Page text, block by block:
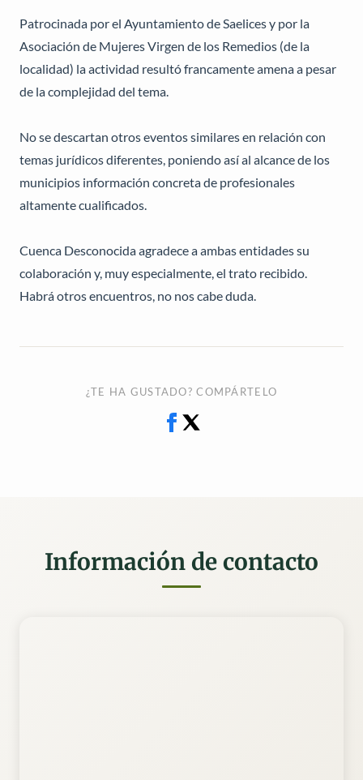
Patrocinada por el Ayuntamiento de Saelices y por la
Asociación de Mujeres Virgen de los Remedios (de la
localidad) la actividad resultó francamente amena a pesar
de la complejidad del tema.
No se descartan otros eventos similares en relación con
temas jurídicos diferentes, poniendo así al alcance de los
municipios información concreta de profesionales
altamente cualificados.
Cuenca Desconocida agradece a ambas entidades su
colaboración y, muy especialmente, el trato recibido.
Habrá otros encuentros, no nos cabe duda.
¿TE HA GUSTADO? COMPÁRTELO
Información de contacto